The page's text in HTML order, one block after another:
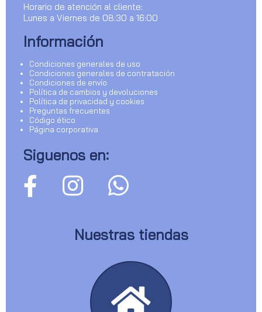
Horario de atención al cliente:
Lunes a Viernes de 08:30 a 16:00
Información
Condiciones generales de uso
Condiciones generales de contratación
Condiciones de envío
Política de cambios y devoluciones
Política de privacidad y cookies
Preguntas frecuentes
Código ético
Página corporativa
Siguenos en:
Nuestras tiendas